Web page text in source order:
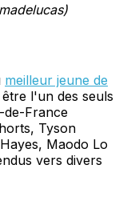
meilleur jeune de
l'un des seuls
France
Tyson
Maodo Lo
vers divers